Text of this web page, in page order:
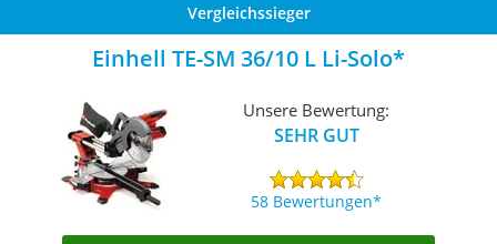
Vergleichssieger
Einhell TE-SM 36/10 L Li-Solo
Unsere Bewertung:
SEHR GUT
58 Bewertungen